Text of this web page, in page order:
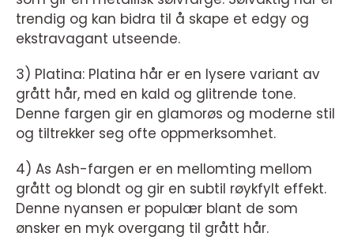
trendig og kan bidra til å skape et edgy og
ekstravagant utseende.
3) Platina: Platina hår er en lysere variant av
grått hår, med en kald og glitrende tone.
Denne fargen gir en glamorøs og moderne stil
og tiltrekker seg ofte oppmerksomhet.
4) As Ash-fargen er en mellomting mellom
grått og blondt og gir en subtil røykfylt effekt.
Denne nyansen er populær blant de som
ønsker en myk overgang til grått hår.